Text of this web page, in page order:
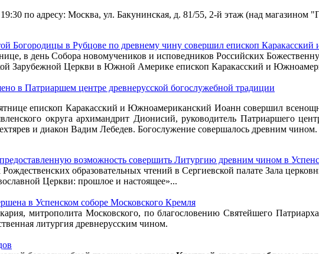
по адресу: Москва, ул. Бакунинская, д. 81/55, 2-й этаж (над
Богородицы в Рубцове по древнему чину совершил епископ
в день Собора новомучеников и исповедников Российских
Зарубежной Церкви в Южной Америке епископ Каракасский и
в Патриаршем центре древнерусской богослужебной традиции
епископ Каракасский и Южноамериканский Иоанн совершил
округа архимандрит Дионисий, руководитель Патриаршего
и диакон Вадим Лебедев. Богослужение совершалось древним чином.
возможность совершить Литургию древним чином в
образовательных чтений в Сергиевской палате Зала
Церкви: прошлое и настоящее»...
в Успенском соборе Московского Кремля
митрополита Московского, по благословению Святейшего
литургия древнерусским чином.